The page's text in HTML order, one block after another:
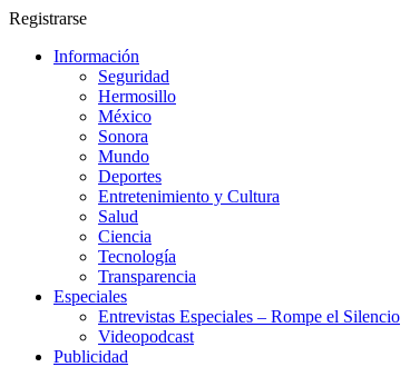
Registrarse
Información
Seguridad
Hermosillo
México
Sonora
Mundo
Deportes
Entretenimiento y Cultura
Salud
Ciencia
Tecnología
Transparencia
Especiales
Entrevistas Especiales – Rompe el Silencio
Videopodcast
Publicidad